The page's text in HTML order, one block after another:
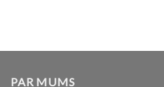
PAR MUMS